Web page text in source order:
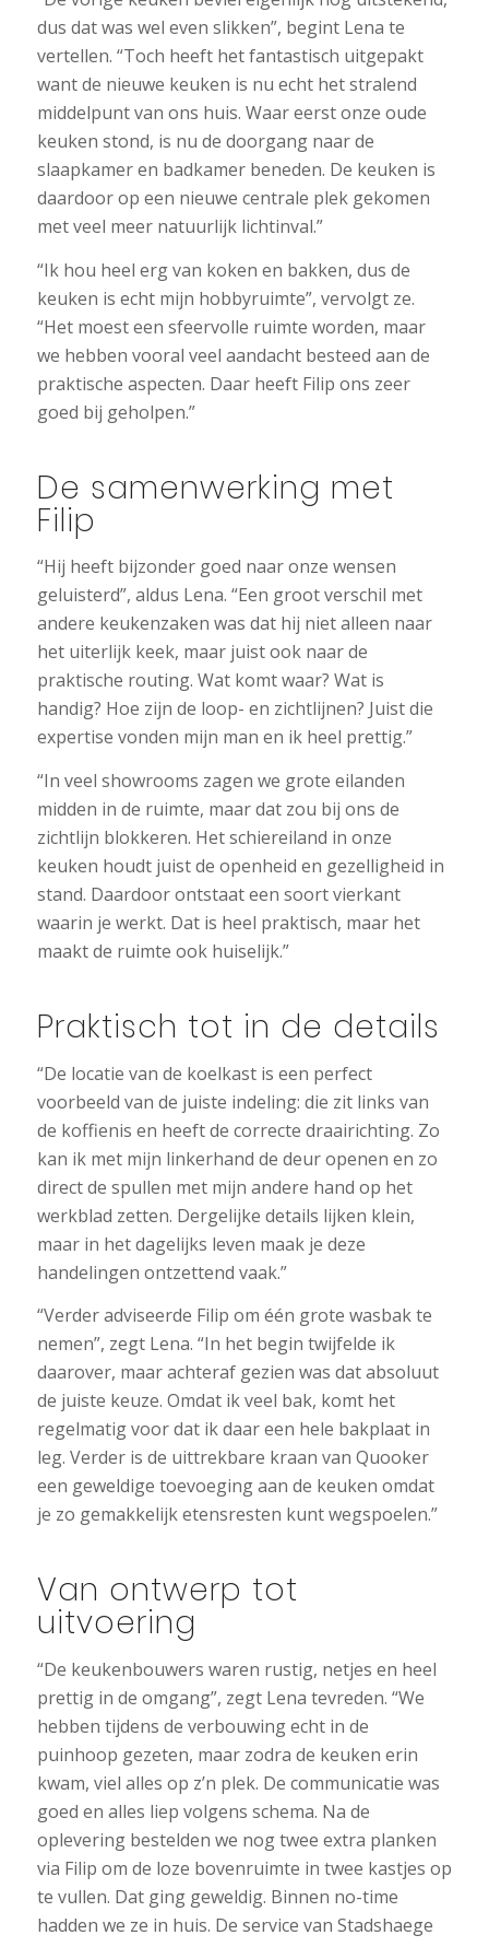
dus dat was wel even slikken”, begint Lena te
vertellen. “Toch heeft het fantastisch uitgepakt
want de nieuwe keuken is nu echt het stralend
middelpunt van ons huis. Waar eerst onze oude
keuken stond, is nu de doorgang naar de
slaapkamer en badkamer beneden. De keuken is
daardoor op een nieuwe centrale plek gekomen
met veel meer natuurlijk lichtinval.”
“Ik hou heel erg van koken en bakken, dus de
keuken is echt mijn hobbyruimte”, vervolgt ze.
“Het moest een sfeervolle ruimte worden, maar
we hebben vooral veel aandacht besteed aan de
praktische aspecten. Daar heeft Filip ons zeer
goed bij geholpen.”
De samenwerking met
Filip
“Hij heeft bijzonder goed naar onze wensen
geluisterd”, aldus Lena. “Een groot verschil met
andere keukenzaken was dat hij niet alleen naar
het uiterlijk keek, maar juist ook naar de
praktische routing. Wat komt waar? Wat is
handig? Hoe zijn de loop- en zichtlijnen? Juist die
expertise vonden mijn man en ik heel prettig.”
“In veel showrooms zagen we grote eilanden
midden in de ruimte, maar dat zou bij ons de
zichtlijn blokkeren. Het schiereiland in onze
keuken houdt juist de openheid en gezelligheid in
stand. Daardoor ontstaat een soort vierkant
waarin je werkt. Dat is heel praktisch, maar het
maakt de ruimte ook huiselijk.”
Praktisch tot in de details
“De locatie van de koelkast is een perfect
voorbeeld van de juiste indeling: die zit links van
de koffienis en heeft de correcte draairichting. Zo
kan ik met mijn linkerhand de deur openen en zo
direct de spullen met mijn andere hand op het
werkblad zetten. Dergelijke details lijken klein,
maar in het dagelijks leven maak je deze
handelingen ontzettend vaak.”
“Verder adviseerde Filip om één grote wasbak te
nemen”, zegt Lena. “In het begin twijfelde ik
daarover, maar achteraf gezien was dat absoluut
de juiste keuze. Omdat ik veel bak, komt het
regelmatig voor dat ik daar een hele bakplaat in
leg. Verder is de uittrekbare kraan van Quooker
een geweldige toevoeging aan de keuken omdat
je zo gemakkelijk etensresten kunt wegspoelen.”
Van ontwerp tot
uitvoering
“De keukenbouwers waren rustig, netjes en heel
prettig in de omgang”, zegt Lena tevreden. “We
hebben tijdens de verbouwing echt in de
puinhoop gezeten, maar zodra de keuken erin
kwam, viel alles op z’n plek. De communicatie was
goed en alles liep volgens schema. Na de
oplevering bestelden we nog twee extra planken
via Filip om de loze bovenruimte in twee kastjes op
te vullen. Dat ging geweldig. Binnen no-time
hadden we ze in huis. De service van Stadshaege